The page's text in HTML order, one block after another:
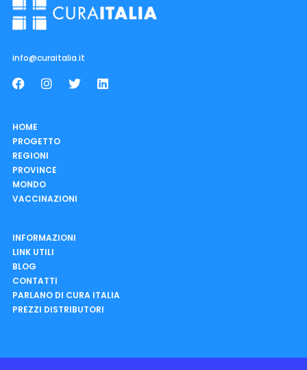
info@curaitalia.it
HOME
PROGETTO
REGIONI
PROVINCE
MONDO
VACCINAZIONI
INFORMAZIONI
LINK UTILI
BLOG
CONTATTI
PARLANO DI CURA ITALIA
PREZZI DISTRIBUTORI